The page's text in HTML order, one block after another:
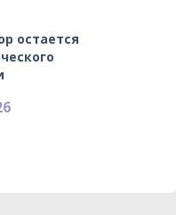
остается